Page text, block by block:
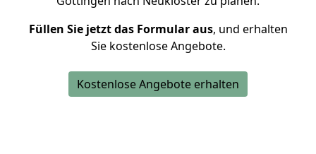
Füllen Sie jetzt das Formular aus, und erhalten
Sie kostenlose Angebote.
Kostenlose Angebote erhalten